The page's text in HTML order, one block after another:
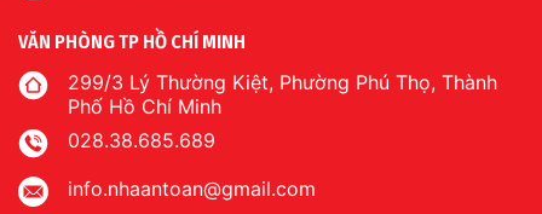
VĂN PHÒNG TP HỒ CHÍ MINH
299/3 Lý Thường Kiệt, Phường Phú Thọ, Thành
Phố Hồ Chí Minh
028.38.685.689
info.nhaantoan@gmail.com